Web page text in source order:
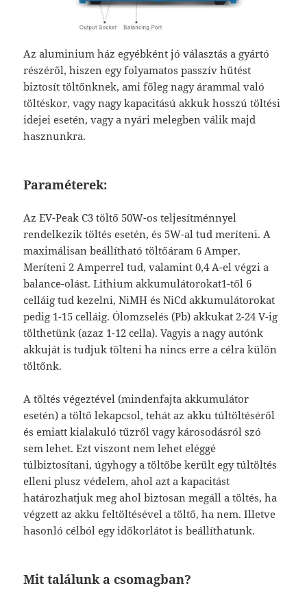
Az aluminium ház egyébként jó választás a gyártó
részéről, hiszen egy folyamatos passzív hűtést
biztosít töltőnknek, ami főleg nagy árammal való
töltéskor, vagy nagy kapacitású akkuk hosszú töltési
idejei esetén, vagy a nyári melegben válik majd
hasznunkra.
Paraméterek:
Az EV-Peak C3 töltő 50W-os teljesítménnyel
rendelkezik töltés esetén, és 5W-al tud meríteni. A
maximálisan beállítható töltőáram 6 Amper.
Meríteni 2 Amperrel tud, valamint 0,4 A-el végzi a
balance-olást. Lithium akkumulátorokat1-től 6
celláig tud kezelni, NiMH és NiCd akkumulátorokat
pedig 1-15 celláig. Ólomzselés (Pb) akkukat 2-24 V-ig
tölthetünk (azaz 1-12 cella). Vagyis a nagy autónk
akkuját is tudjuk tölteni ha nincs erre a célra külön
töltőnk.
A töltés végeztével (mindenfajta akkumulátor
esetén) a töltő lekapcsol, tehát az akku túltöltéséről
és emiatt kialakuló tűzről vagy károsodásról szó
sem lehet. Ezt viszont nem lehet eléggé
túlbiztosítani, úgyhogy a töltőbe került egy túltöltés
elleni plusz védelem, ahol azt a kapacitást
határozhatjuk meg ahol biztosan megáll a töltés, ha
végzett az akku feltöltésével a töltő, ha nem. Illetve
hasonló célból egy időkorlátot is beállíthatunk.
Mit találunk a csomagban?